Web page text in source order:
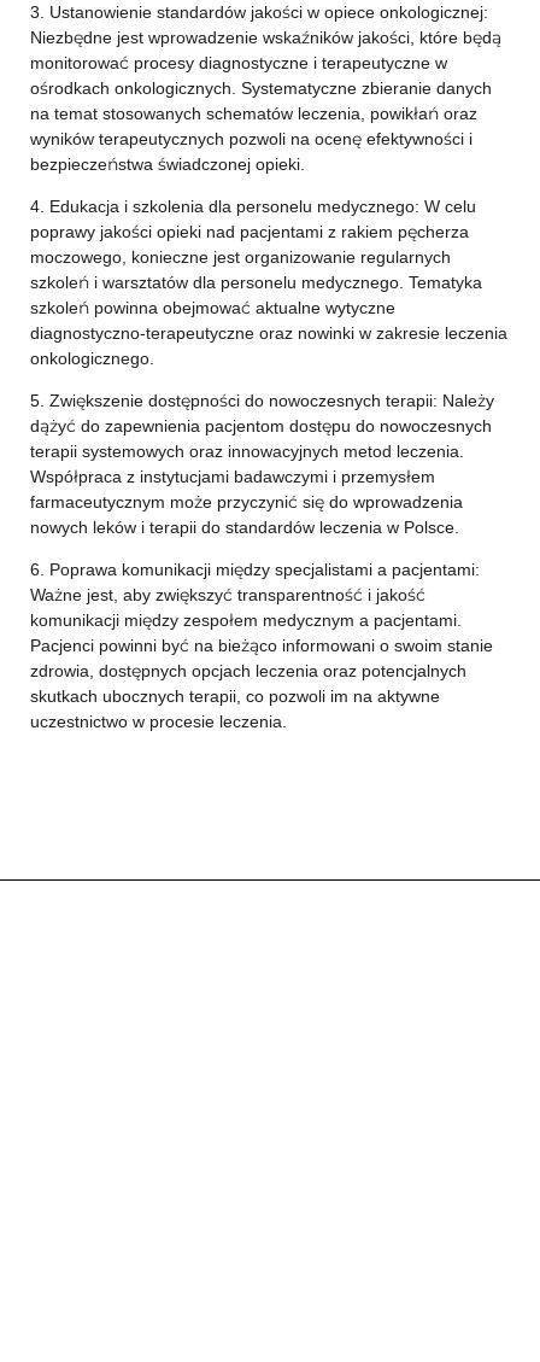
3. Ustanowienie standardów jakości w opiece onkologicznej:
Niezbędne jest wprowadzenie wskaźników jakości, które będą
monitorować procesy diagnostyczne i terapeutyczne w
ośrodkach onkologicznych. Systematyczne zbieranie danych
na temat stosowanych schematów leczenia, powikłań oraz
wyników terapeutycznych pozwoli na ocenę efektywności i
bezpieczeństwa świadczonej opieki.
4. Edukacja i szkolenia dla personelu medycznego: W celu
poprawy jakości opieki nad pacjentami z rakiem pęcherza
moczowego, konieczne jest organizowanie regularnych
szkoleń i warsztatów dla personelu medycznego. Tematyka
szkoleń powinna obejmować aktualne wytyczne
diagnostyczno-terapeutyczne oraz nowinki w zakresie leczenia
onkologicznego.
5. Zwiększenie dostępności do nowoczesnych terapii: Należy
dążyć do zapewnienia pacjentom dostępu do nowoczesnych
terapii systemowych oraz innowacyjnych metod leczenia.
Współpraca z instytucjami badawczymi i przemysłem
farmaceutycznym może przyczynić się do wprowadzenia
nowych leków i terapii do standardów leczenia w Polsce.
6. Poprawa komunikacji między specjalistami a pacjentami:
Ważne jest, aby zwiększyć transparentność i jakość
komunikacji między zespołem medycznym a pacjentami.
Pacjenci powinni być na bieżąco informowani o swoim stanie
zdrowia, dostępnych opcjach leczenia oraz potencjalnych
skutkach ubocznych terapii, co pozwoli im na aktywne
uczestnictwo w procesie leczenia.